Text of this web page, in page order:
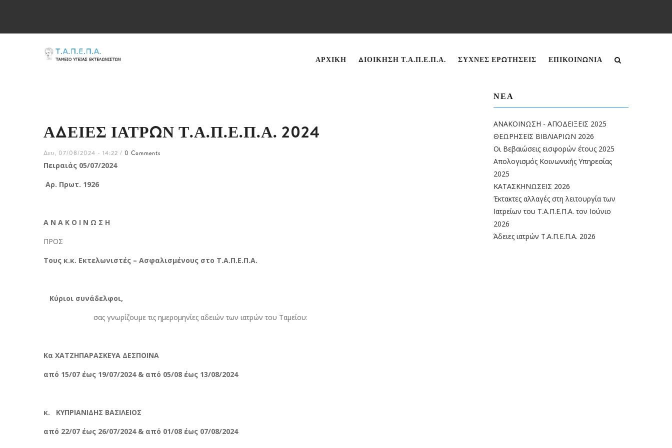
το
ΑΡΧΙΚΉ ΔΙΟΊΚΗΣΗ Τ.Α.Π.Ε.Π.Α. ΣΥΧΝΕΣ ΕΡΩΤΗΣΕΙΣ ΕΠΙΚΟΙΝΩΝΊΑ
ΑΔΕΙΕΣ ΙΑΤΡΩΝ Τ.Α.Π.Ε.Π.Α. 2024
Δευ, 07/08/2024 - 14:22 / 0 Comments
Πειραιάς 05/07/2024
Αρ. Πρωτ. 1926
Α Ν Α Κ Ο Ι Ν Ω Σ Η
ΠΡΟΣ
Τους κ.κ. Εκτελωνιστές – Ασφαλισμένους στο Τ.Α.Π.Ε.Π.Α.
Κύριοι συνάδελφοι,
σας γνωρίζουμε τις ημερομηνίες αδειών των ιατρών του Ταμείου:
Κα ΧΑΤΖΗΠΑΡΑΣΚΕΥΑ ΔΕΣΠΟΙΝΑ
από 15/07 έως 19/07/2024 & από 05/08 έως 13/08/2024
κ. ΚΥΠΡΙΑΝΙΔΗΣ ΒΑΣΙΛΕΙΟΣ
από 22/07 έως 26/07/2024 & από 01/08 έως 07/08/2024
ΝΈΑ
ΑΝΑΚΟΙΝΩΣΗ - ΑΠΟΔΕΙΞΕΙΣ 2025
ΘΕΩΡΗΣΕΙΣ ΒΙΒΛΙΑΡΙΩΝ 2026
Οι Βεβαιώσεις εισφορών έτους 2025
Απολογισμός Κοινωνικής Υπηρεσίας
2025
ΚΑΤΑΣΚΗΝΩΣΕΙΣ 2026
Έκτακτες αλλαγές στη λειτουργία των
Ιατρείων του Τ.Α.Π.Ε.Π.Α. τον Ιούνιο
2026
Άδειες ιατρών Τ.Α.Π.Ε.Π.Α. 2026